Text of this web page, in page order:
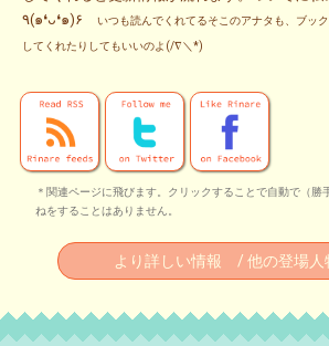
٩(๑❛ᴗ❛๑)۶
いつも読んでくれてるそこのアナタも、ブッ
してくれたりしてもいいのよ(/∇＼*)
＊関連ページに飛びます。クリックすることで自動で（勝
ねをすることはありません。
より詳しい情報 / 他の登場人